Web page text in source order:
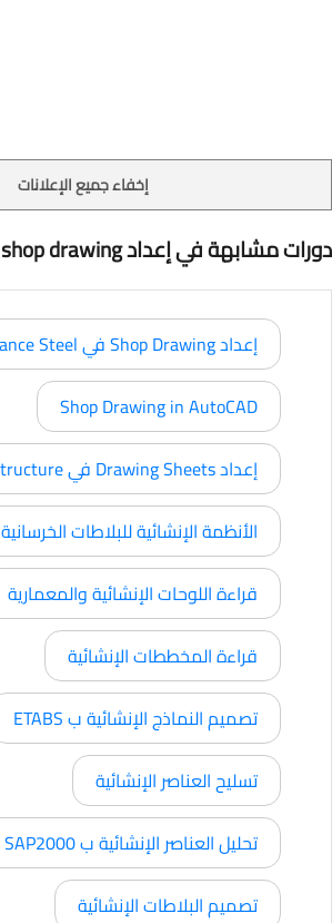
إخفاء جميع الإعلانات
دورات مشابهة في إعداد shop drawing للعناصر الإنشائية
إعداد Shop Drawing في Advance Steel
Shop Drawing in AutoCAD
إعداد Drawing Sheets في Revit Structure
الأنظمة الإنشائية للبلاطات الخرسانية
قراءة اللوحات الإنشائية والمعمارية
قراءة المخططات الإنشائية
تصميم النماذج الإنشائية ب ETABS
تسليح العناصر الإنشائية
تحليل العناصر الإنشائية ب SAP2000
تصميم البلاطات الإنشائية